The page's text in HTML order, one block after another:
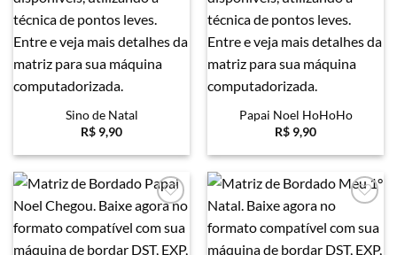
Sino de Natal
R$ 9,90
Papai Noel HoHoHo
R$ 9,90
Favoritar